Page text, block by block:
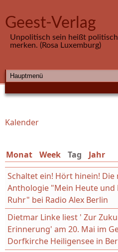
Geest-Verlag
Unpolitisch sein heißt politisch
merken. (Rosa Luxemburg)
HAUPTMENÜ
Sie sind hier
Kalender
Monat Week Tag (aktiver
Jahr
Schaltet ein! Hört hinein! Die
Anthologie "Mein Heute
Ruhr" bei Radio Alex Berlin
Dietmar Linke liest ' Zur
Erinnerung' am 20. Mai im
Dorfkirche Heiligensee in